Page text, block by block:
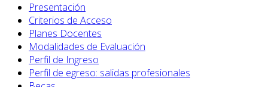
Presentación
Criterios de Acceso
Planes Docentes
Modalidades de Evaluación
Perfil de Ingreso
Perfil de egreso: salidas profesionales